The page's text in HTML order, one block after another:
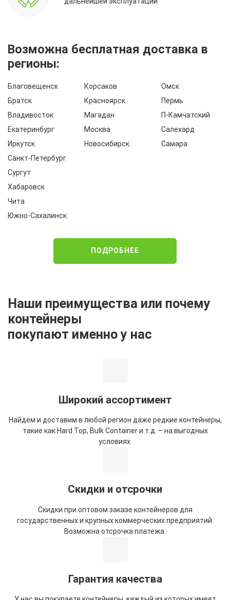
Возможна бесплатная доставка в
регионы:
Благовещенск
Братск
Владивосток
Екатеринбург
Иркутск
Корсаков
Красноярск
Магадан
Москва
Новосибирск
Омск
Пермь
П-Камчатский
Салехард
Самара
Санкт-Петербург
Сургут
Хабаровск
Чита
Южно-Сахалинск
ПОДРОБНЕЕ
Наши преимущества или почему
контейнеры
покупают именно у нас
Широкий ассортимент
Найдем и доставим в любой регион даже редкие контейнеры,
такие как Hard Top, Bulk Container и т.д. – на выгодных
условиях.
Скидки и отсрочки
Скидки при оптовом заказе контейнеров для
государственных и крупных коммерческих предприятий.
Возможна отсрочка платежа.
Гарантия качества